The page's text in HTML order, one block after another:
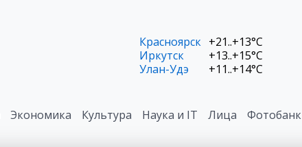
Красноярск +21..+13°C
Иркутск
+13..+15°C
Улан-Удэ
+11..+14°C
Экономика Культура Наука и IT Лица Фотобанк